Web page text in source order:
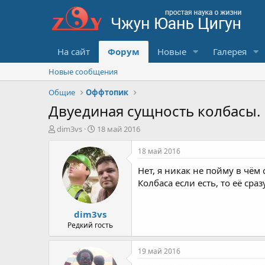
На сайт Форум Новые Галерея
Новые сообщения
Общие
Оффтопик
Двуединая сущность колбасы.
А
dim3vs
Д
т
а
с
о
з
д
а
н
и
18 май 2016
dim3vs
Редкий гость
18 май 2016
Нет, я никак не пойму в чём
Колбаса если есть, то её
19 май 2016